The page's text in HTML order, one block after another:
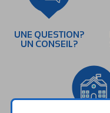
UNE QUESTION?
UN CONSEIL?